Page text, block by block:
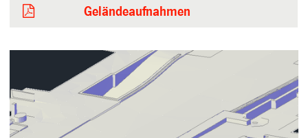
Geländeaufnahmen